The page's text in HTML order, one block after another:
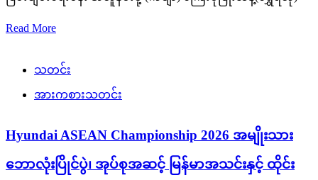
Read More
သတင်း
အားကစားသတင်း
Hyundai ASEAN Championship 2026 အမျိုးသား
ဘောလုံးပြိုင်ပွဲ၊ အုပ်စုအဆင့် မြန်မာအသင်းနှင့် ထိုင်း